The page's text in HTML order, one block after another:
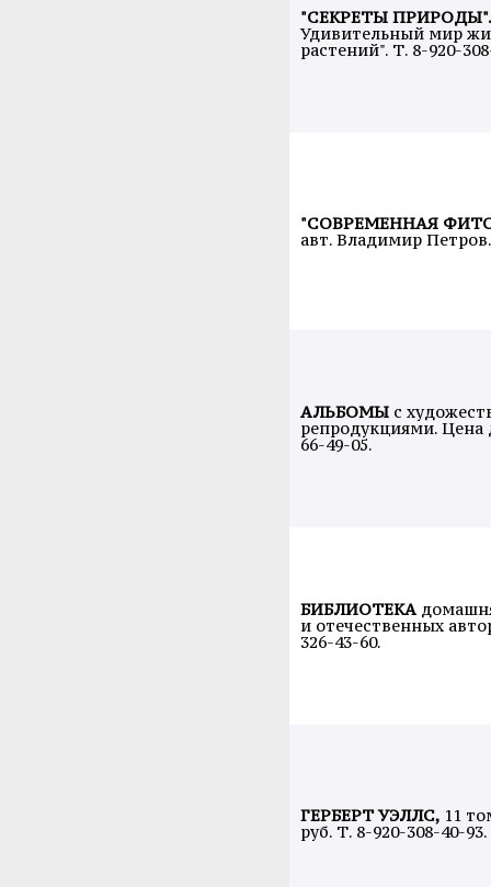
"СЕКРЕТЫ ПРИРОДЫ".
Удивительный мир
растений". Т. 8-920-
"СОВРЕМЕННАЯ
авт. Владимир
АЛЬБОМЫ с
репродукциями. Цена
66-49-05.
БИБЛИОТЕКА
и отечественных
326-43-60.
ГЕРБЕРТ УЭЛЛС, 11
руб. Т. 8-920-308-40-93.